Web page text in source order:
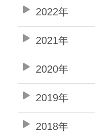
2022年
2021年
2020年
2019年
2018年